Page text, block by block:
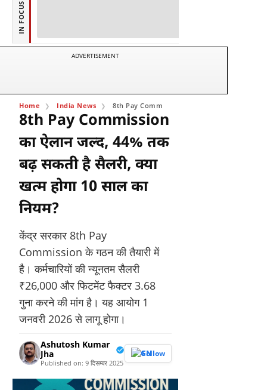
IN FOCUS
ADVERTISEMENT
Home India News 8th Pay Commission का ऐलान जल्द, 44% तक बढ़
8th Pay Commission
का ऐलान जल्द, 44% तक
बढ़ सकती है सैलरी, क्या
खत्म होगा 10 साल का
नियम?
केंद्र सरकार 8th Pay
Commission के गठन की तैयारी में
है। कर्मचारियों की न्यूनतम सैलरी
₹26,000 और फिटमेंट फैक्टर 3.68
गुना करने की मांग है। यह आयोग 1
जनवरी 2026 से लागू होगा।
Ashutosh Kumar
Jha
Published on: 9 दिसम्बर 2025
Follow